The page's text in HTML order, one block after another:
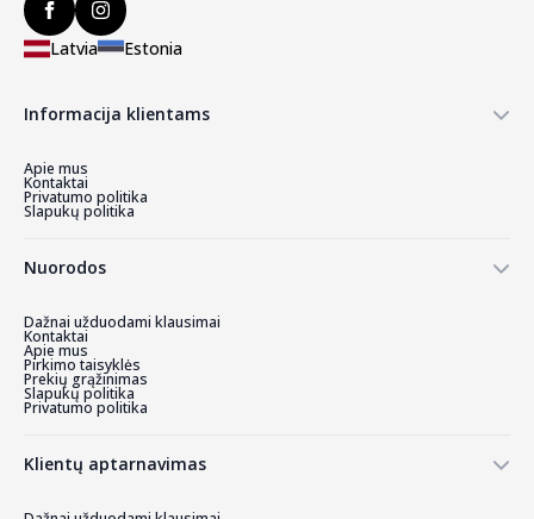
Latvia Estonia
Informacija klientams
Apie mus
Kontaktai
Privatumo politika
Slapukų politika
Nuorodos
Dažnai užduodami klausimai
Kontaktai
Apie mus
Pirkimo taisyklės
Prekių grąžinimas
Slapukų politika
Privatumo politika
Klientų aptarnavimas